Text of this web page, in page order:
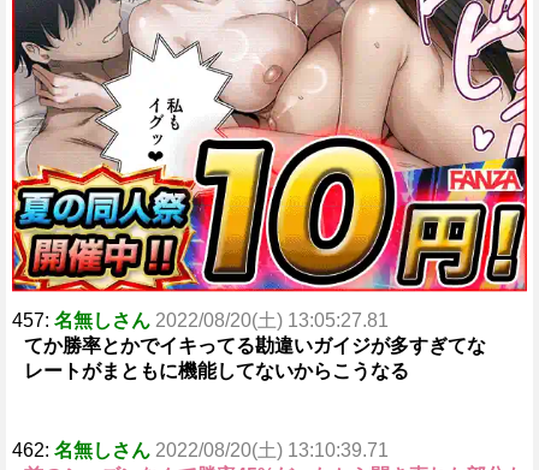
457: 名無しさん 2022/08/20(土) 13:05:27.81
てか勝率とかでイキってる勘違いガイジが多すぎてな
レートがまともに機能してないからこうなる
462: 名無しさん 2022/08/20(土) 13:10:39.71